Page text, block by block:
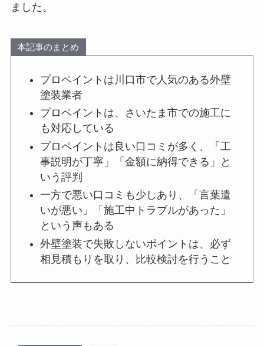
ました。
本記事のまとめ
プロペイントは川口市で人気のある外壁
塗装業者
プロペイントは、さいたま市での施工に
も対応している
プロペイントは良い口コミが多く、「工
事説明が丁寧」「金額に納得できる」と
いう評判
一方で悪い口コミも少しあり、「言葉遣
いが悪い」「施工中トラブルがあった」
という声もある
外壁塗装で失敗しないポイントは、必ず
相見積もりを取り、比較検討を行うこと